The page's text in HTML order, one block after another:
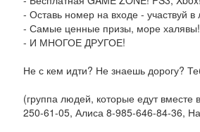
- Оставь номер на входе - участвуй в
- Самые ценные призы, море халявы!
- И МНОГОЕ ДРУГОЕ!
Не с кем идти? Не знаешь дорогу?
(группа людей, которые едут вместе
250-61-05, Алиса 8-985-646-84-36,